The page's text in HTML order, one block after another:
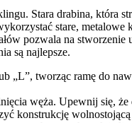
Stara drabina, która
stare,
pozwala na
są najlepsze.
„L”, tworząc ramę do
węża. Upewnij się, że
konstrukcję